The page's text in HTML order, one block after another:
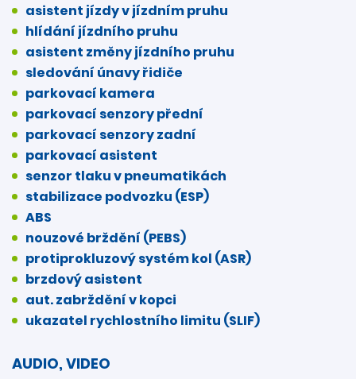
asistent jízdy v jízdním pruhu
hlídání jízdního pruhu
asistent změny jízdního pruhu
sledování únavy řidiče
parkovací kamera
parkovací senzory přední
parkovací senzory zadní
parkovací asistent
senzor tlaku v pneumatikách
stabilizace podvozku (ESP)
ABS
nouzové brždění (PEBS)
protiprokluzový systém kol (ASR)
brzdový asistent
aut. zabrždění v kopci
ukazatel rychlostního limitu (SLIF)
AUDIO, VIDEO